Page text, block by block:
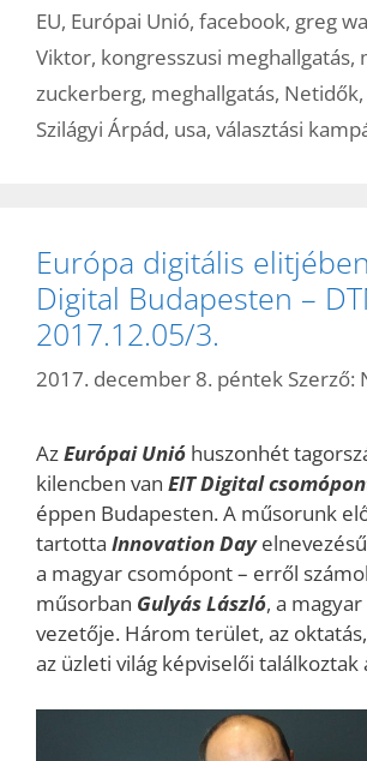
EU, Európai Unió, facebook, greg
Viktor, kongresszusi meghallgatás,
zuckerberg, meghallgatás, Netidők,
Szilágyi Árpád, usa, választási
Európa digitális
Digital Budapesten –
2017.12.05/3.
2017. december 8. péntek Szerző:
AzEurópai Unió huszonhét
kilencben van EIT Digital
éppen Budapesten. A műsorunk
tartotta Innovation Day
a magyar csomópont – erről
műsorban Gulyás László, a
vezetője. Három terület, az
az üzleti világ képviselői találkoztak